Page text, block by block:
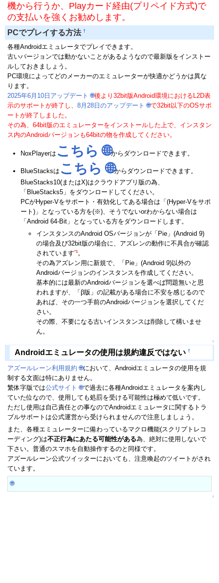
機から行うか、Playカード経由(プリペイド方式)で
の支払いを強くお勧めします。
PCでプレイする方法 †
各種Androidエミュレータでプレイできます。
古いバージョンでは動かないことがあるようなので最新版をインストー
ルしておきましょう。
PC環境によってどのメーカーのエミュレーターが快適かどうかは異な
ります。
2025年6月10日アップデート 🌐後より32bit版Android環境におけるL2D表
示のサポートが終了し、 8月28日のアップデート 🌐で32bit以下のOSサポ
ートが終了しました。
その為、64bit版のエミュレーターをインストールした上で、インスタン
ス内のAndroidバージョンも64bitの物を作成してください。
NoxPlayerは こちら 🌐からダウンロードできます。
BlueStacksは こちら 🌐からダウンロードできます。
BlueStacks10(またはX)はクラウドアプリ版の為、
「BlueStacks5」をダウンロードしてください。
PCがHyper-Vをサポート・有効化してある場合は「(Hyper-Vをサポ
ート)」となっている方を(※)、そうでないorわからない場合は
「Android 64-Bit」となっている方をダウンロードします。
インスタンスのAndroid OSバージョンが「Pie」(Android 9)
の場合及び32bit版の場合に、アズレンの動作に不具合が確認
されています*1。
その為アズレン用に新規で、「Pie」(Android 9)以外の
Androidバージョンのインスタンスを作成してください。
基本的には最新のAndroidバージョンを選べば問題無いと思
われますが、「β版」の記載がある場合に不安を感じるので
あれば、その一つ手前のAndroidバージョンを選択してくだ
さい。
その際、不要になる古いインスタンスは削除して構いませ
ん。
↑
Androidエミュレータの使用は規約違反ではない †
アズールレーン利用規約 🌐において、Androidエミュレータの使用を規
制する文面は特にありません。
繁体字版では公式サイト 🌐で過去に各種Androidエミュレータを案内し
ていた位なので、使用しても処罰を受ける可能性は極めて低いです。
ただし使用は自己責任との事なのでAndroidエミュレータに関するトラ
ブルサポートは公式運営から受けられませんので注意しましょう。
また、各種エミュレーターに備わっているマクロ機能(スクリプトレコ
ーディング)は不正行為にあたる可能性がある為、絶対に使用しないで
下さい。普通のスマホを自動操作するのと同様です。
アズールレーン公式ツイッターにおいても、注意喚起のツイートがされ
ています。
🌐
↑